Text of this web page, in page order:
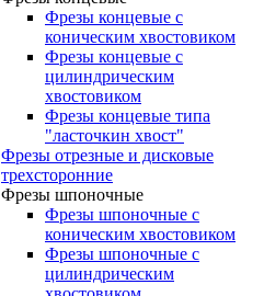
Фрезы концевые с
коническим хвостовиком
Фрезы концевые с
цилиндрическим
хвостовиком
Фрезы концевые типа
"ласточкин хвост"
Фрезы отрезные и дисковые
трехсторонние
Фрезы шпоночные
Фрезы шпоночные с
коническим хвостовиком
Фрезы шпоночные с
цилиндрическим